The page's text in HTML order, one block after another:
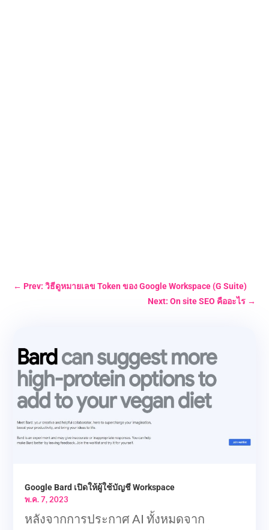
←Prev: วิธีดูหมายเลข Token ของ Google Workspace (G Suite)
Next: On site SEO คืออะไร→
Google Bard เปิดให้ผู้ใช้บัญชี Workspace
พ.ค. 7, 2023
หลังจากการประกาศ AI ทั้งหมดจาก